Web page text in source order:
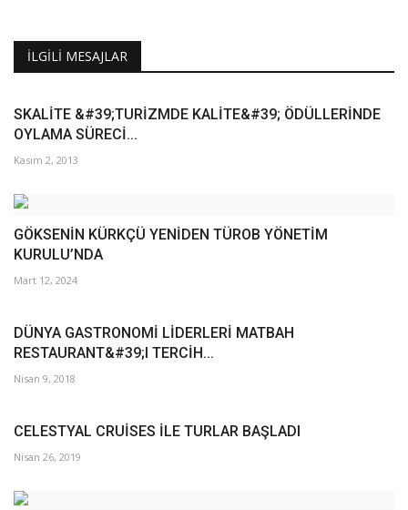
İLGILI MESAJLAR
SKALİTE &#39;TURİZMDE KALİTE&#39; ÖDÜLLERİNDE
OYLAMA SÜRECİ...
Kasım 2, 2013
GÖKSENİN KÜRKÇÜ YENİDEN TÜROB YÖNETİM
KURULU’NDA
Mart 12, 2024
DÜNYA GASTRONOMİ LİDERLERİ MATBAH
RESTAURANT&#39;I TERCİH...
Nisan 9, 2018
CELESTYAL CRUİSES İLE TURLAR BAŞLADI
Nisan 26, 2019